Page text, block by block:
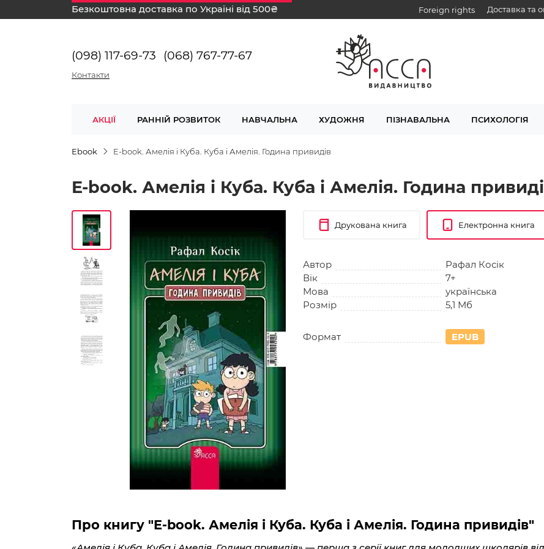
Безкоштовна доставка по Україні від 500₴ Foreign rights Доставка та
(098) 117-69-73 (068) 767-77-67
Контакти
АКЦІЇ РАННІЙ РОЗВИТОК НАВЧАЛЬНА ХУДОЖНЯ ПІЗНАВАЛЬНА ПСИХОЛОГІЯ
Ebook E-book. Амелія і Куба. Куба і Амелія. Година привидів
E-book. Амелія і Куба. Куба і Амелія. Година
Друкована книга Електронна книга
Автор
Рафал Косік
Вік
7+
Мова
українська
Розмір
5,1 Мб
Формат EPUB
Про книгу "E-book. Амелія і Куба. Куба і Амелія. Година привидів"